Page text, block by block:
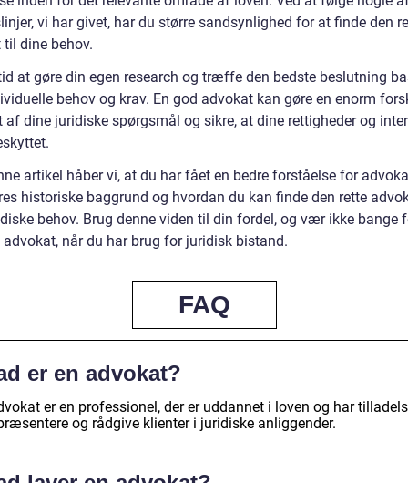
vi har givet, har du større sandsynlighed for at finde den
dine behov.
at gøre din egen research og træffe den bedste beslutning
behov og krav. En god advokat kan gøre en enorm
af dine juridiske spørgsmål og sikre, at dine rettigheder og
artikel håber vi, at du har fået en bedre forståelse for
historiske baggrund og hvordan du kan finde den rette
behov. Brug denne viden til din fordel, og vær ikke bange
når du har brug for juridisk bistand.
FAQ
er en advokat?
er en professionel, der er uddannet i loven og har
og rådgive klienter i juridiske anliggender.